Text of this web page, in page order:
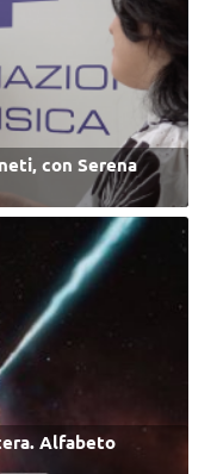
con Serena
Alfabeto